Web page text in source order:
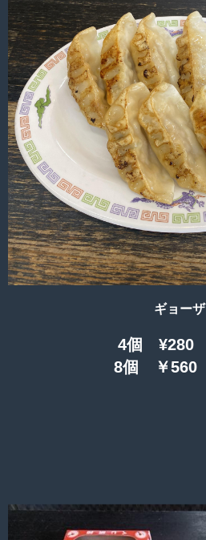
ギョーザ
4個 ¥280
8個 ￥560